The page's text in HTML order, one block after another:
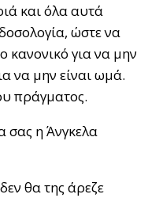
και όλα αυτά
ώστε να
για να μην
να μην είναι ωμά.
πράγματος.
σας η Άνγκελα
θα της άρεζε